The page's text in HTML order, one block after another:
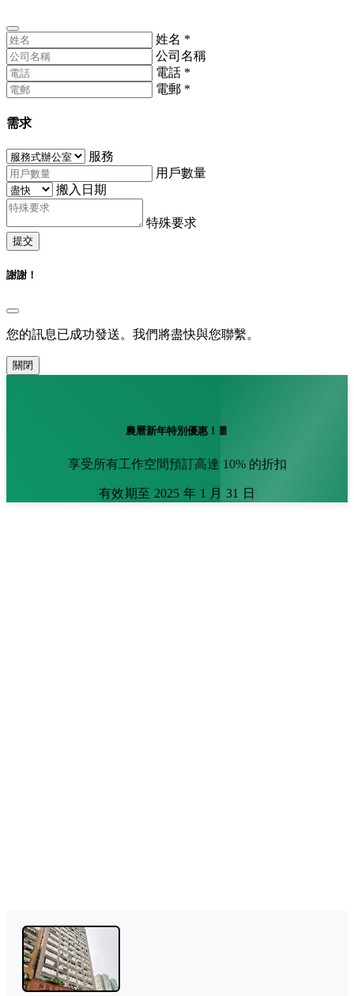
姓名 *
公司名稱
電話 *
電郵 *
需求
服務
用戶數量
搬入日期
特殊要求
提交
謝謝！
您的訊息已成功發送。我們將盡快與您聯繫。
關閉
農曆新年特別優惠！🧧
享受所有工作空間預訂高達 10% 的折扣
有效期至 2025 年 1 月 31 日